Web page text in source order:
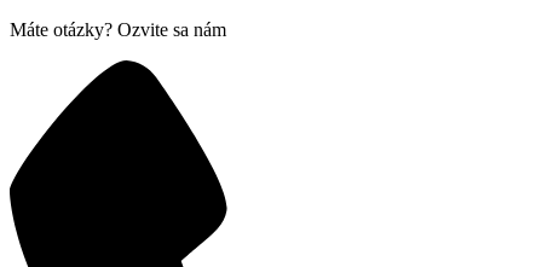
Máte otázky? Ozvite sa nám